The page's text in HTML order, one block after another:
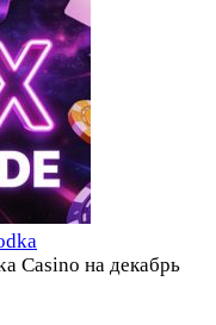
Casino на декабрь